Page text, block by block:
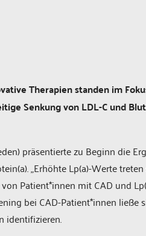
Therapien standen im
Senkung von LDL-C und
präsentierte zu Beginn die
„Erhöhte Lp(a)-Werte
Patient*innen mit CAD und
bei CAD-Patient*innen
identifizieren.